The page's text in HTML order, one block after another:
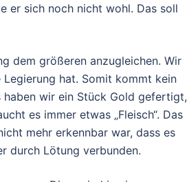
er sich noch nicht wohl. Das soll
dem größeren anzugleichen. Wir
Legierung hat. Somit kommt kein
haben wir ein Stück Gold gefertigt,
es immer etwas „Fleisch“. Das
mehr erkennbar war, dass es
durch Lötung verbunden.